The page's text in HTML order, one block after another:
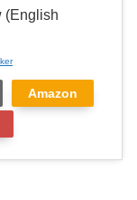
(English
Amazon